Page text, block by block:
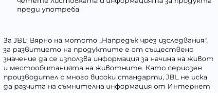
преди употреба
За JBL: Вярно на мотото „Напредък чрез изследвания",
за развитието на продуктите е от съществено
значение да се използва информация за начина на живот
и местообитанията на животните. Като сериозен
производител с много високи стандарти, JBL не иска
да разчита на съмнителна информация от Интернет